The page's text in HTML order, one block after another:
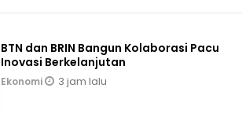
BTN dan BRIN Bangun Kolaborasi Pacu
Inovasi Berkelanjutan
Ekonomi 3 jam lalu